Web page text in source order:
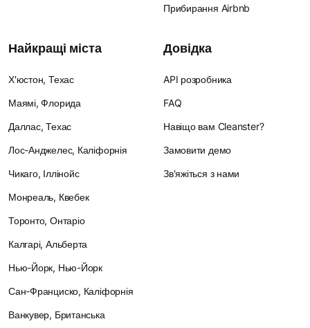
Прибирання Airbnb
Найкращі міста
Х'юстон, Техас
Маямі, Флорида
Даллас, Техас
Лос-Анджелес, Каліфорнія
Чикаго, Іллінойс
Монреаль, Квебек
Торонто, Онтаріо
Калгарі, Альберта
Нью-Йорк, Нью-Йорк
Сан-Франциско, Каліфорнія
Ванкувер, Британська
Довідка
API розробника
FAQ
Навіщо вам Cleanster?
Замовити демо
Зв'яжіться з нами